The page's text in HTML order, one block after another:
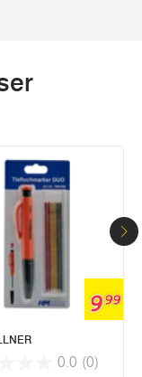
999
0.0 (0)